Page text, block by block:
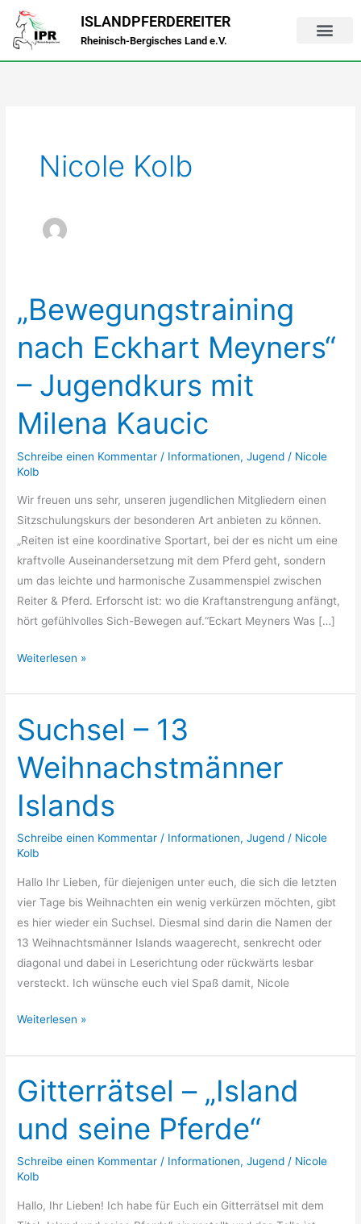
Zum
Inhalt
springen
ISLANDPFERDEREITER
Rheinisch-Bergisches Land e.V.
Nicole Kolb
„Bewegungstraining
nach Eckhart Meyners“
– Jugendkurs mit
Milena Kaucic
Schreibe einen Kommentar / Informationen,Jugend / Nicole
Kolb
Wir freuen uns sehr, unseren jugendlichen Mitgliedern einen
Sitzschulungskurs der besonderen Art anbieten zu können.
„Reiten ist eine koordinative Sportart, bei der es nicht um eine
kraftvolle Auseinandersetzung mit dem Pferd geht, sondern
um das leichte und harmonische Zusammenspiel zwischen
Reiter & Pferd. Erforscht ist: wo die Kraftanstrengung anfängt,
hört gefühlvolles Sich-Bewegen auf.“Eckart Meyners Was […]
„Bewegungstraining
nach
Eckhart
Meyners“
–
Jugendkurs
mit
Kaucic
Weiterlesen »
Suchsel – 13
Weihnachstmänner
Islands
Schreibe einen Kommentar / Informationen,Jugend / Nicole
Kolb
Hallo Ihr Lieben, für diejenigen unter euch, die sich die letzten
vier Tage bis Weihnachten ein wenig verkürzen möchten, gibt
es hier wieder ein Suchsel. Diesmal sind darin die Namen der
13 Weihnachtsmänner Islands waagerecht, senkrecht oder
diagonal und dabei in Leserichtung oder rückwärts lesbar
versteckt. Ich wünsche euch viel Spaß damit, Nicole
Suchsel
–
13
Weihnachstmänner
Islands
Weiterlesen »
Gitterrätsel – „Island
und seine Pferde“
Schreibe einen Kommentar / Informationen,Jugend / Nicole
Kolb
Hallo, Ihr Lieben! Ich habe für Euch ein Gitterrätsel mit dem
Gitterrätsel
–
„Island
und
seine
Pferde“